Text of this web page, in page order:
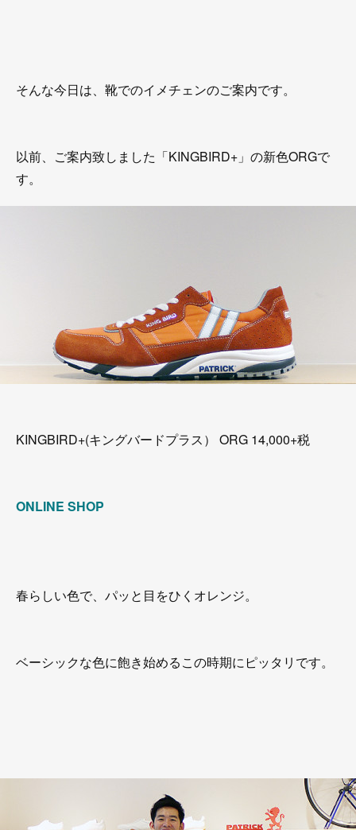
そんな今日は、靴でのイメチェンのご案内です。
以前、ご案内致しました「KINGBIRD+」の新色ORGで
す。
KINGBIRD+(キングバードプラス） ORG 14,000+税
ONLINE SHOP
春らしい色で、パッと目をひくオレンジ。
ベーシックな色に飽き始めるこの時期にピッタリです。